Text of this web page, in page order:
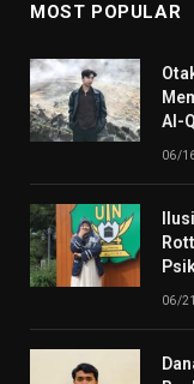
MOST POPULAR
Al-
06/
06/